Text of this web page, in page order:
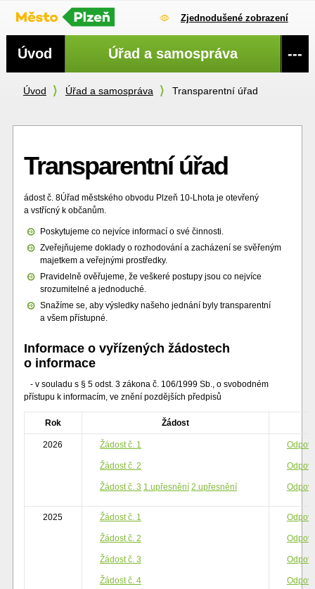
Zjednodušené zobrazení
Úvod Úřad a samospráva Transparentní úřad
Transparentní úřad
ádost č. 8Úřad městského obvodu Plzeň 10-Lhota je otevřený
a vstřícný k občanům.
Poskytujeme co nejvíce informací o své činnosti.
Zveřejňujeme doklady o rozhodování a zacházení se svěřeným
majetkem a veřejnými prostředky.
Pravidelně ověřujeme, že veškeré postupy jsou co nejvíce
srozumitelné a jednoduché.
Snažíme se, aby výsledky našeho jednání byly transparentní
a všem přístupné.
Informace o vyřízených žádostech
o informace
- v souladu s § 5 odst. 3 zákona č. 106/1999 Sb., o svobodném
přístupu k informacím, ve znění pozdějších předpisů
Rok Žádost
2026 Žádost č. 1
Žádost č. 2
Žádost č. 3 1.upřesnění 2.upřesnění
2025 Žádost č. 1
Žádost č. 2
Žádost č. 3
Žádost č. 4
Navigace
Úvod Úřad a samospráva ---